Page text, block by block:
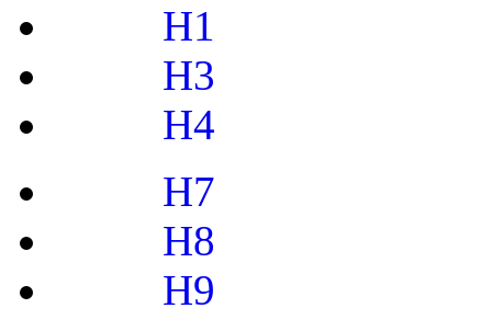
H1
H3
H4
H7
H8
H9